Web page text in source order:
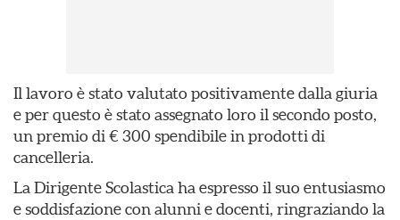
Il lavoro è stato valutato positivamente dalla giuria
e per questo è stato assegnato loro il secondo posto,
un premio di € 300 spendibile in prodotti di
cancelleria.
La Dirigente Scolastica ha espresso il suo entusiasmo
e soddisfazione con alunni e docenti, ringraziando la